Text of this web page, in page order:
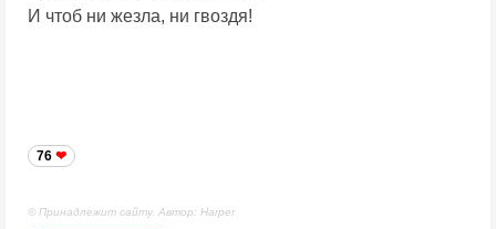
И чтоб ни жезла, ни гвоздя!
76
© Принадлежит сайту. Автор: Harper